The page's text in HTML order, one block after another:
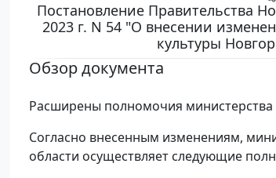
Постановление Правительства
2023 г. N 54 "О внесении
культуры
Обзор документа
Расширены полномочия министерства
Согласно внесенным изменениям,
области осуществляет следующие